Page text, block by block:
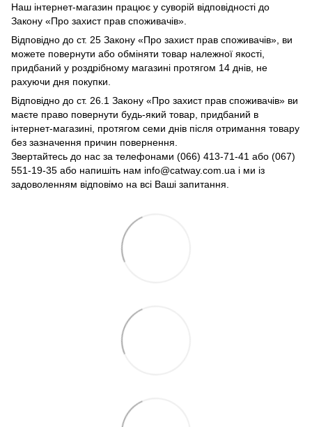
Наш інтернет-магазин працює у суворій відповідності до
Закону «Про захист прав споживачів».
Відповідно до ст. 25 Закону «Про захист прав споживачів», ви
можете повернути або обміняти товар належної якості,
придбаний у роздрібному магазині протягом 14 днів, не
рахуючи дня покупки.
Відповідно до ст. 26.1 Закону «Про захист прав споживачів» ви
маєте право повернути будь-який товар, придбаний в
інтернет-магазині, протягом семи днів після отримання товару
без зазначення причин повернення.
Звертайтесь до нас за телефонами (066) 413-71-41 або (067)
551-19-35 або напишіть нам info@catway.com.ua і ми із
задоволенням відповімо на всі Ваші запитання.